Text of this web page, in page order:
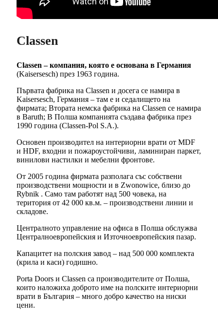
Classen
Classen – компания, която е основана в Германия
(Kaisersesch) през 1963 година.
Първата фабрика на Classen и досега се намира в
Kaisersesch, Германия – там е и седалището на
фирмата; Втората немска фабрика на Classen се намира
в Baruth; В Полша компанията създава фабрика през
1990 година (Classen-Pol S.A.).
Основен производител на интериорни врати от MDF
и HDF, входни и пожароустойчиви, ламиниран паркет,
винилови настилки и мебелни фронтове.
От 2005 година фирмата разполага със собствени
производствени мощности и в Zwonowice, близо до
Rybnik . Само там работят над 500 човека, на
територия от 42 000 кв.м. – производствени линии и
складове.
Централното управление на офиса в Полша обслужва
Централноевропейския и Източноевропейския пазар.
Капацитет на полския завод – над 500 000 комплекта
(крила и каси) годишно.
Porta Doors и Classen са производителите от Полша,
които наложиха доброто име на полските интериорни
врати в България – много добро качество на ниски
цени.